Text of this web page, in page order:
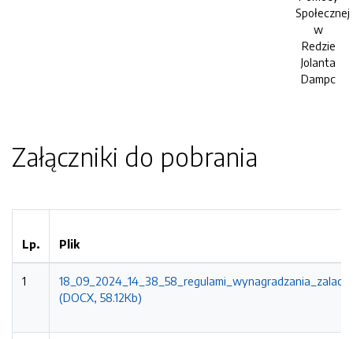
Społecznej
w
Redzie
Jolanta
Dampc
Załączniki do pobrania
Lp. Plik
1
(DOCX, 58.12Kb)